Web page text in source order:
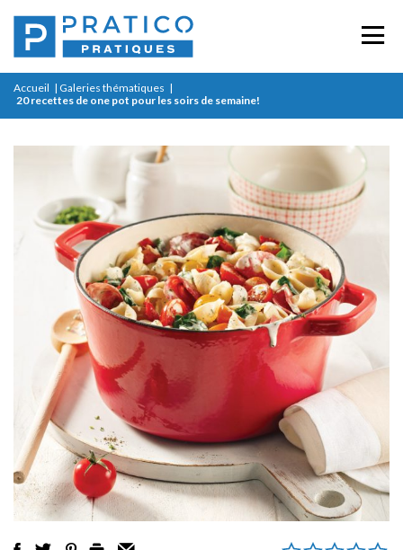
Accueil | Galeries thématiques |
20 recettes de one pot pour les soirs de semaine!